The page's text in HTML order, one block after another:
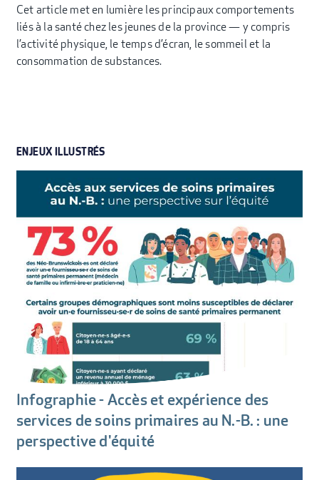
Cet article met en lumière les principaux comportements
liés à la santé chez les jeunes de la province — y compris
l’activité physique, le temps d’écran, le sommeil et la
consommation de substances.
ENJEUX ILLUSTRÉS
Infographie - Accès et expérience des
services de soins primaires au N.-B. : une
perspective d'équité